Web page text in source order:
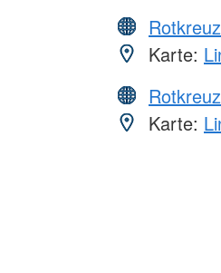
Karte:
Karte: